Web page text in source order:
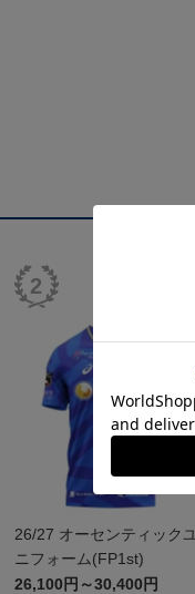
26/27 オーセンティックユ
ニフォーム(FP1st)
26,100円～30,400円